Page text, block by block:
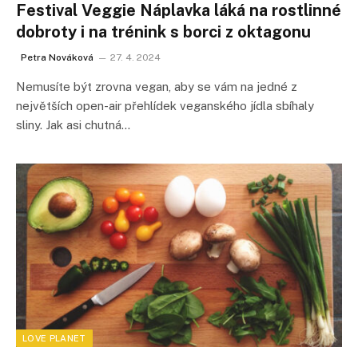
Festival Veggie Náplavka láká na rostlinné
dobroty i na trénink s borci z oktagonu
Petra Nováková 27. 4. 2024
Nemusíte být zrovna vegan, aby se vám na jedné z
největších open-air přehlídek veganského jídla sbíhaly
sliny. Jak asi chutná…
LOVE PLANET